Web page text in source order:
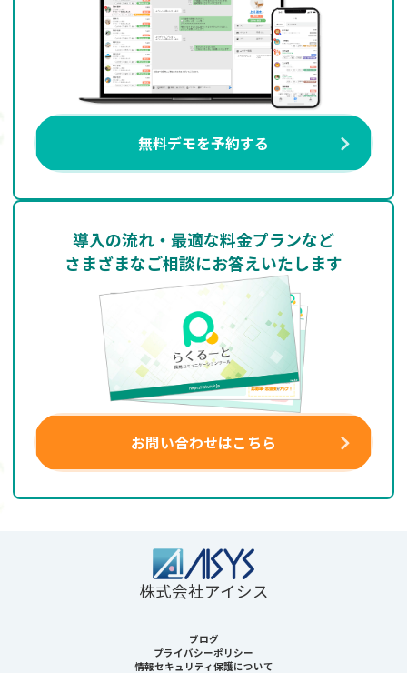
無料デモを予約する
導入の流れ・最適な料金プランなど
さまざまなご相談にお答えいたします
お問い合わせはこちら
株式会社アイシス
ブログ
プライバシーポリシー
情報セキュリティ保護について